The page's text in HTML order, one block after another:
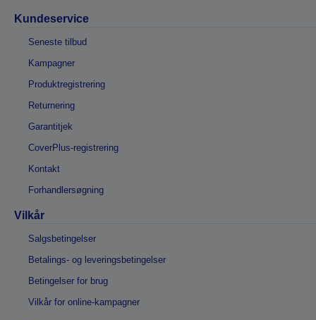
Kundeservice
Seneste tilbud
Kampagner
Produktregistrering
Returnering
Garantitjek
CoverPlus-registrering
Kontakt
Forhandlersøgning
Vilkår
Salgsbetingelser
Betalings- og leveringsbetingelser
Betingelser for brug
Vilkår for online-kampagner